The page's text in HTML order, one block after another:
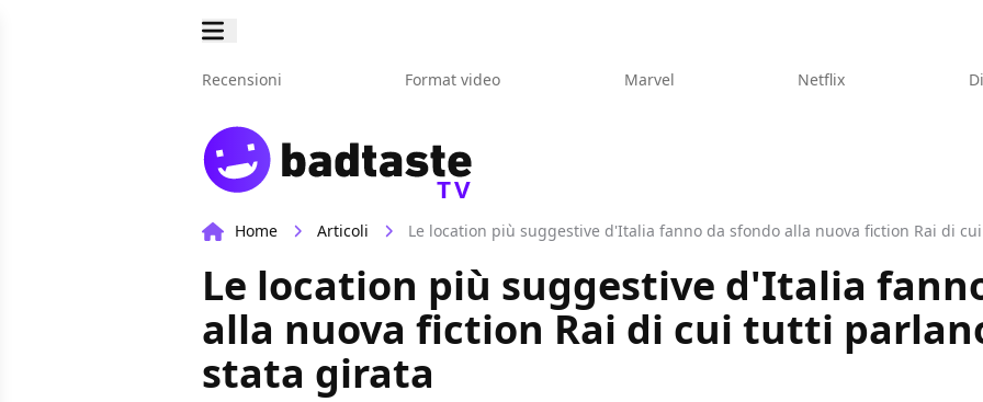
Recensioni Format video Marvel Netflix
TV
Home Articoli Le location più suggestive d'Italia fanno da sfondo alla nuova fiction Rai di
Le location più suggestive d'Italia
alla nuova fiction Rai di cui tutti
stata girata